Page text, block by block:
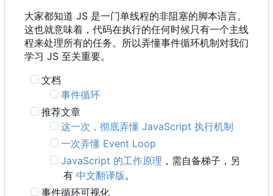
大家都知道 JS 是一门单线程的非阻塞的脚本语言。
这也就意味着，代码在执行的任何时候只有一个主线
程来处理所有的任务。所以弄懂事件循环机制对我们
学习 JS 至关重要。
文档
事件循环
推荐文章
这一次，彻底弄懂 JavaScript 执行机制
一次弄懂 Event Loop
JavaScript 的工作原理 ，需自备梯子，另
有 中文翻译版 。
事件循环可视化